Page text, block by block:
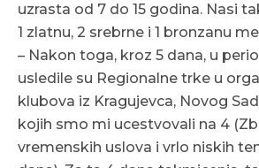
uzrasta od 7 do 15 godina. Nasi
1 zlatnu, 2 srebrne i 1 bronzanu
– Nakon toga, kroz 5 dana, u
usledile su Regionalne trke u
klubova iz Kragujevca, Novog
kojih smo mi ucestvovali na 4
vremenskih uslova i vrlo niskih